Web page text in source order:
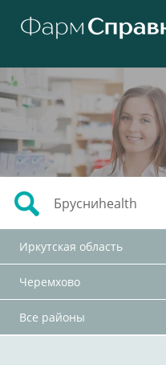
Иркутская область
Черемхово
Все районы